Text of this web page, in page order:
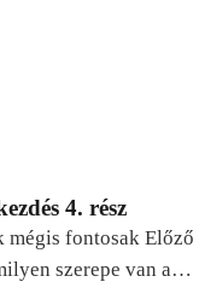
4. rész
fontosak
szerepe van a…